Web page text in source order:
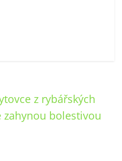
z rybářských
bolestivou